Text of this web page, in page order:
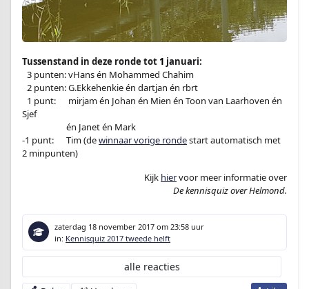
Tussenstand in deze ronde tot 1 januari:
3 punten: vHans én Mohammed Chahim
2 punten: G.Ekkehenkie én dartjan én rbrt
1 punt:
mirjam én Johan én Mien én Toon van Laarhoven én
Sjef
én Janet én Mark
-1 punt:
Tim (dewinnaar vorige rondestart automatisch met
2 minpunten)
Kijk hiervoor meer informatie over
De kennisquiz over Helmond.
zaterdag 18 november 2017 om 23:58 uur
in: Kennisquiz 2017 tweede helft
alle reacties